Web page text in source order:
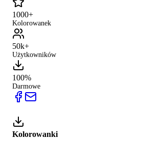
1000+
Kolorowanek
50k+
Użytkowników
100%
Darmowe
Kolorowanki